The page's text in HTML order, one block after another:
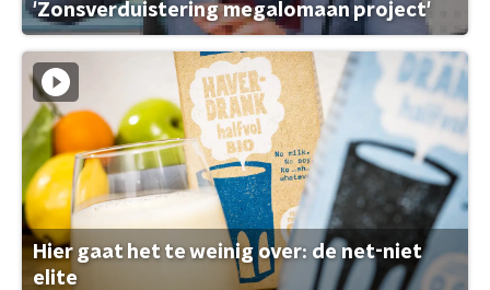
'Zonsverduistering megalomaan project'
Hier gaat het te weinig over: de net-niet
elite